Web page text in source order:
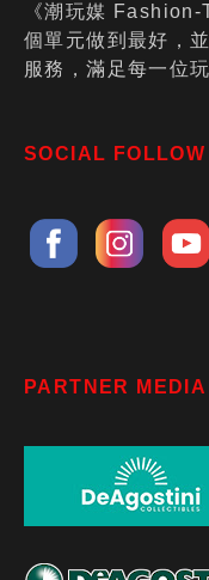
《潮玩媒
個單元做到最好，
服務，滿足每一位
SOCIAL FOLLOW
PARTNER MEDIA